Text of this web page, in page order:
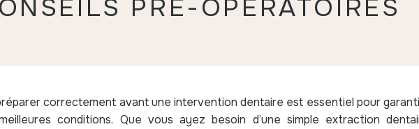
PRÉ-OPÉRATOIRES
correctement avant une intervention dentaire est essentiel pour
conditions. Que vous ayez besoin d’une simple extraction